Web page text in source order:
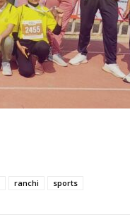
ranchi sports